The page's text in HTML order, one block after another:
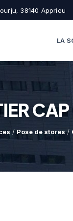
38140 Apprieu
LA
/Pose de stores/